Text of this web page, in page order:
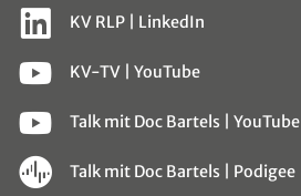
KV RLP | LinkedIn
KV-TV | YouTube
Talk mit Doc Bartels | YouTube
Talk mit Doc Bartels | Podigee